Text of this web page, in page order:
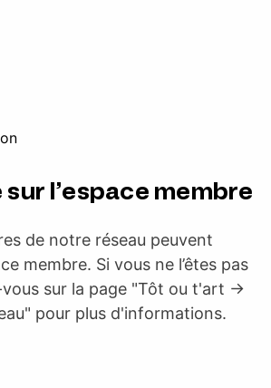
l’espace membre
de notre réseau peuvent
membre. Si vous ne l’êtes pas
sur la page "Tôt ou t'art ->
pour plus d'informations.